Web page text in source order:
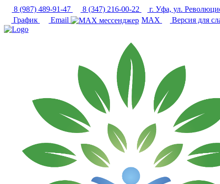
8 (987) 489-91-47 8 (347) 216-00-22
г. Уфа, ул.
График
Email MAX Версия для